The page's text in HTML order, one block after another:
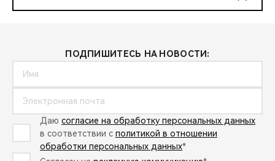
ПОДПИШИТЕСЬ НА НОВОСТИ:
Даю согласие на обработку персональных данных
в соответствии с политикой в отношении
обработки персональных данных*